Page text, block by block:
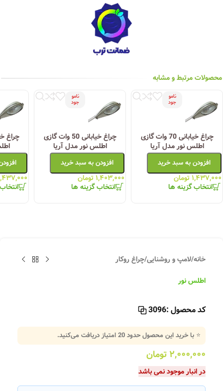
محصولات مرتبط و مشابه
نامو
جود
چراغ خیابانی 70 وات گازی
اطلس نور مدل آریا
افزودن به سبد خرید
۱,۴۳۷,۰۰۰ تومان
انتخاب گزینه ها
نامو
جود
چراغ خیابانی 50 وات گازی
اطلس نور مدل آریا
افزودن به سبد خرید
۱,۴۰۳,۰۰۰ تومان
انتخاب گزینه ها
خانه/لامپ و روشنایی/چراغ روکار
اطلس نور
کد محصول :3096
⭐ با خرید این محصول حدود20امتیاز دریافت می‌کنید.
۲,۰۰۰,۰۰۰ تومان
در انبار موجود نمی باشد